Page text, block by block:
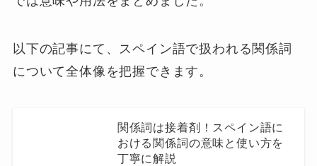
以下の記事にて、スペイン語で扱われる関係詞
について全体像を把握できます。
関係詞は接着剤！スペイン語に
おける関係詞の意味と使い方を
丁寧に解説